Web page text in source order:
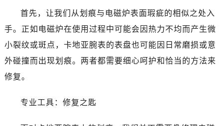
首先，让我们从划痕与电磁炉表面瑕疵的相似之处入
手。正如电磁炉在使用过程中可能会因热力不均而产生微
小裂纹或斑点，卡地亚腕表的表盘也可能因日常磨损或意
外碰撞而出现划痕。两者都需要细心呵护和恰当的方法来
修复。
专业工具：修复之匙